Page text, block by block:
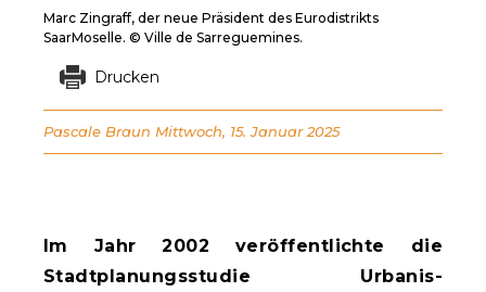
Im Jahr 2002 veröffentlichte die
Stadtplanungsstudie Urbanis-
Marc Zingraff, der neue Präsident des Eurodistrikts
SaarMoselle. © Ville de Sarreguemines.
Drucken
Pascale Braun Mittwoch, 15. Januar 2025